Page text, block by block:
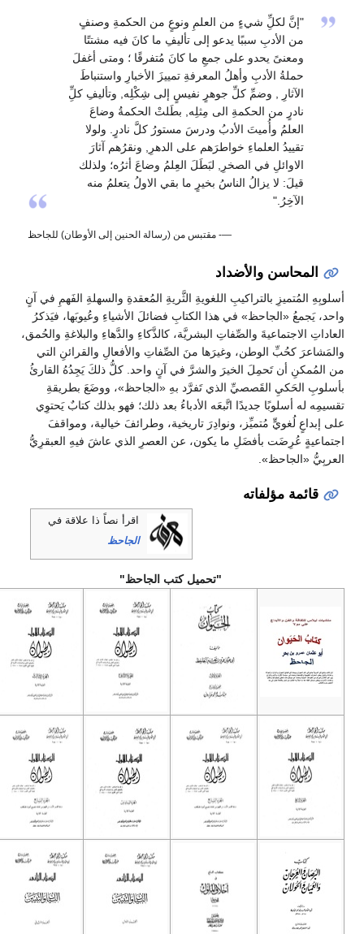
"إنَّ لكلِِّ شيءٍ من العلمِ ونوعٍ من الحكمةِ وصنفٍ
من الأدبِ سببًا يدعو إلى تأليفِ ما كانَ فيه مشتتًا
ومعنىً يحدو على جمعِ ما كانَ مُتفرقًا ؛ ومتى أغفلَ
حملةُ الأدبِ وأهلُ المعرفةِ تمييزَ الأخبارِ واستنباطَ
الآثارِ , وضمِّ كلِّ جوهرٍ نفيسٍ إلى شِكْلِه, وتأليفِ كلِِّ
نادرٍ من الحكمةِ الى مِثلِه, بطَلتْ الحكمةُ وضاعَ
العلمُ وأُميتَ الأدبُ ودرسَ مستورُ كلَّ نادرٍ. ولولا
تقييدُ العلماءِ خواطرَهم على الدهرِ, ونقرُهم آثارَ
الاوائلِ في الصخرِ, لبَطَلَ العِلمُ وضاعَ أثرُه؛ ولذلك
قيلَ: لا يزالُ الناسُ بخيرٍ ما بقي الاولُ يتعلمُ منه
الآخِرُ."
—- مقتبس من (رسالة الحنين إلى الأوطان) للجاحظ
المحاسن والأضداد
أسلوبِهِ المُتميزِ بالتراكيبِ اللغويةِ الثَّريةِ المُعقدةِ والسهلةِ الفَهمِ في آنٍ
واحد، يَجمعُ «الجاحظ» في هذا الكتابِ فضائلَ الأشياءِ وعُيوبَها، فيَذكرُ
العاداتِ الاجتماعيةَ والصِّفاتِ البشريَّة، كالذَّكاءِ والدَّهاءِ والبلاغةِ والحُمق،
والمَشاعرَ كحُبِّ الوطن، وغيرَها منَ الصِّفاتِ والأفعالِ والقرائنِ التي
من المُمكنِ أن تَحمِلَ الخيرَ والشرَّ في آنٍ واحد. كلُّ ذلكَ يَجِدُهُ القارئُ
بأسلوبِ الحَكيِ القَصصيِّ الذي تَفرَّد بهِ «الجاحظ»، ووضَعَ بطريقةِ
تقسيمِه له أسلوبًا جديدًا اتَّبعَه الأدباءُ بعد ذلك؛ فهو بذلك كتابٌ يَحتوِي
على إبداعٍ لُغويٍّ مُتميِّز، ونوادِرَ تاريخية، وطرائفَ خيالية، ومواقفَ
اجتماعيةٍ عُرِضَت بأفضَلِ ما يكون، عن العصرِ الذي عاشَ فيهِ العبقرِيُّ
العربِيُّ «الجاحظ».
قائمة مؤلفاته
اقرأ نصاً ذا علاقة في
الجاحظ
"تحميل كتب الجاحظ"